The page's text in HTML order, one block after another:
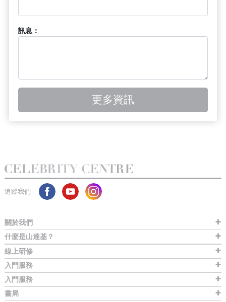
訊息：
更多資訊
追蹤我們
關於我們
什麼是山達基？
線上研修
入門服務
入門服務
書局